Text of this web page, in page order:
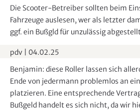
b
l
e
d
e
n
Die Scooter-Betreiber sollten beim
Fahrzeuge auslesen, wer als letzter
ggf. ein Bußgld für unzulässig
pdv
04.02.25
Benjamin: diese Roller lassen sich
Ende von jedermann problemlos an
platzieren. Eine entsprechende
Bußgeld handelt es sich nicht, da wir